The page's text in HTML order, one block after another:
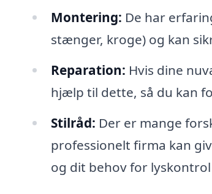
Montering: De har
stænger, kroge) og kan
Reparation: Hvis dine
hjælp til dette, så du kan
Stilråd: Der er mange
professionelt firma kan
og dit behov for